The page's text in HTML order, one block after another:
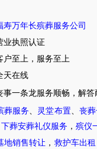
寿万年长殡葬服务公司
业执照认证
户至上，服务至上
天在线
事一条龙服务顺畅，解答
葬服务 灵堂布置、 丧
下葬安葬礼仪服务 ， 殡仪
地销售转让 ， 救护车出租